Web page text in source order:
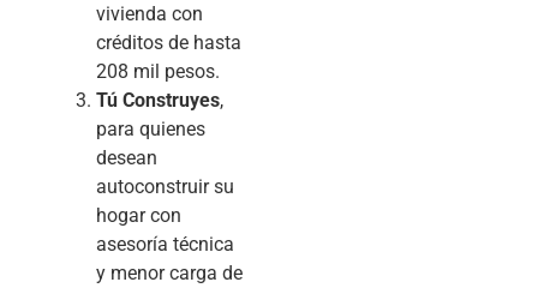
vivienda con
créditos de hasta
208 mil pesos.
Tú Construyes,
para quienes
desean
autoconstruir su
hogar con
asesoría técnica
y menor carga de